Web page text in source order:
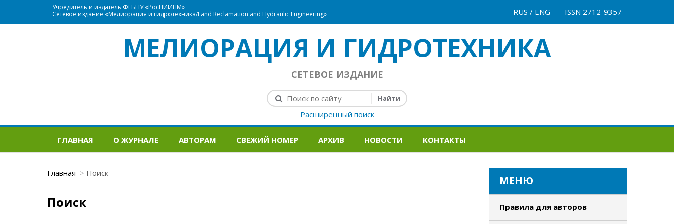
Учредитель и издатель ФГБНУ «РосНИИПМ»
Сетевое издание «Мелиорация и гидротехника/Land Reclamation and Hydraulic Engineering»
ISSN 2712-9357
RUS / ENG
МЕЛИОРАЦИЯ И ГИДРОТЕХНИКА
СЕТЕВОЕ ИЗДАНИЕ
Расширенный поиск
ГЛАВНАЯ О ЖУРНАЛЕ АВТОРАМ СВЕЖИЙ НОМЕР АРХИВ НОВОСТИ КОНТАКТЫ
Главная Поиск
Поиск
МЕНЮ
Правила для авторов